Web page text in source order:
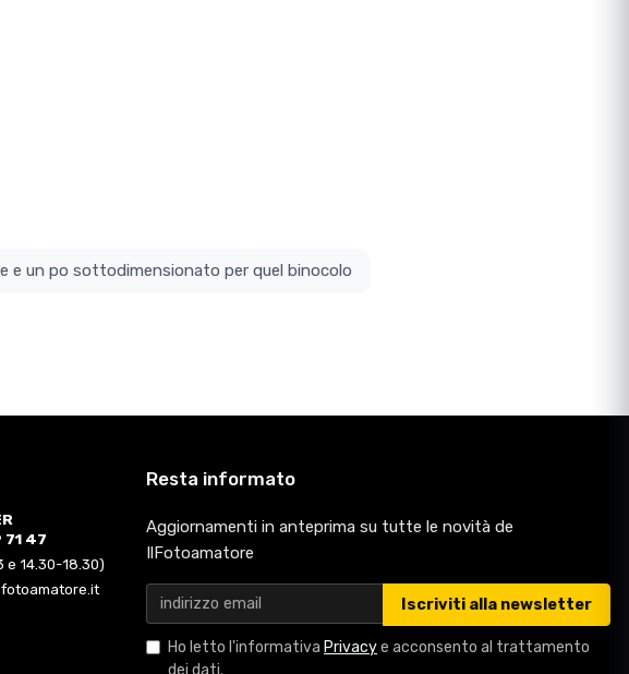
treppiede e un po sottodimensionato per quel binocolo
47
e 14.30-18.30)
Resta informato
Aggiornamenti in anteprima su tutte le novità de
IlFotoamatore
Iscriviti alla newsletter
Ho letto l'informativa Privacye acconsento al trattamento
dei dati.